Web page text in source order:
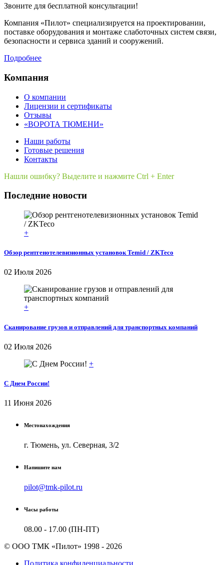
Звоните для бесплатной консультации!
Компания «Пилот» специализируется на проектировании,
поставке оборудования и монтаже слаботочных систем связи,
безопасности и сервиса зданий и сооружений.
Подробнее
Компания
О компании
Лицензии и сертификаты
Отзывы
«ВОРОТА ТЮМЕНИ»
Наши работы
Готовые решения
Контакты
Нашли ошибку? Выделите и нажмите Ctrl + Enter
Последние новости
+
Обзор рентгенотелевизионных установок Temid / ZKTeco
02 Июля 2026
+
Сканирование грузов и отправлений для транспортных компаний
02 Июля 2026
+
С Днем России!
11 Июня 2026
Местонахождения
г. Тюмень, ул. Северная, 3/2
Напишите нам
pilot@tmk-pilot.ru
Часы работы
08.00 - 17.00 (ПН-ПТ)
© ООО ТМК «Пилот» 1998 - 2026
Политика конфиденциальности